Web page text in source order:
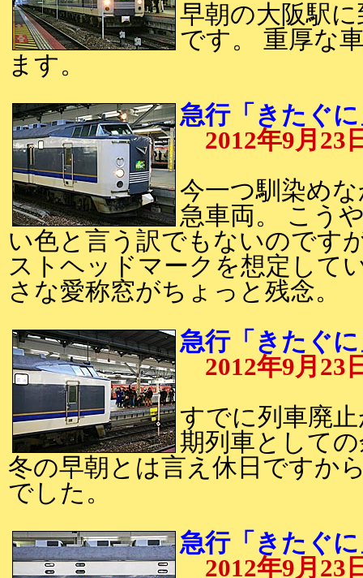
早朝の大阪駅
です。 重厚な
ます。
急行「きたぐ
2012年9月23
今一つ馴染め
急車両。 こう
い色と言う訳でもないのです
ストヘッドマークを想定して
さな愛称窓がちょっと残念。
急行「きたぐ
2012年9月23
すでに列車廃
期列車として
冬の早朝とは言え休日ですか
でした。
急行「きたぐ
2012年9月23